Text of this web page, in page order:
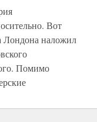
Вот
Лондона наложил
Помимо